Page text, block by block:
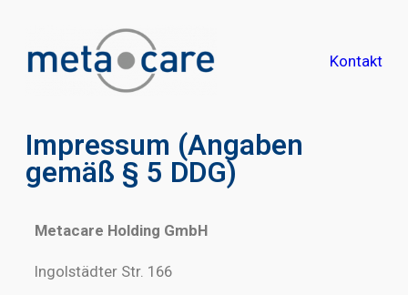
Kontakt
Impressum (Angaben
gemäß § 5 DDG)
Metacare Holding GmbH
Ingolstädter Str. 166